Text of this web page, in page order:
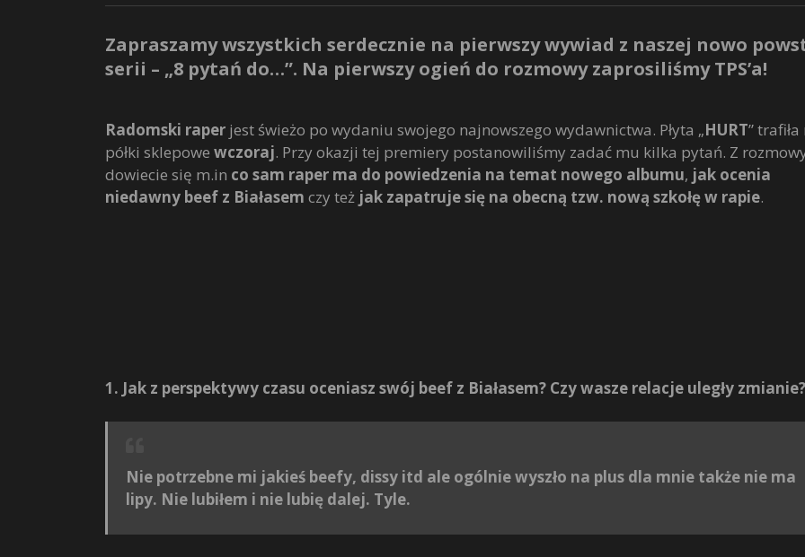
Zapraszamy wszystkich serdecznie na pierwszy wywiad z naszej nowo
serii – „8 pytań do…”. Na pierwszy ogień do rozmowy zaprosiliśmy TPS’a!
Radomski raper jest świeżo po wydaniu swojego najnowszego wydawnictwa. Płyta „HURT” trafiła
półki sklepowe wczoraj. Przy okazji tej premiery postanowiliśmy zadać mu kilka pytań. Z
dowiecie się m.in co sam raper ma do powiedzenia na temat nowego albumu, jak ocenia
niedawny beef z Białasem czy też jak zapatruje się na obecną tzw. nową szkołę w rapie.
1. Jak z perspektywy czasu oceniasz swój beef z Białasem? Czy wasze relacje uległy zmianie?
Nie potrzebne mi jakieś beefy, dissy itd ale ogólnie wyszło na plus dla mnie także nie ma
lipy. Nie lubiłem i nie lubię dalej. Tyle.